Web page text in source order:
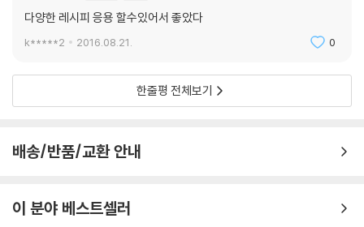
광어 카르파치오, 클래식 감자 그라탱, 건 자두를 넣은 돼지 안심 스테이
Table Styling Idea
밀크티 & 핫 초콜릿, 천도복숭아 처트니를 올린 아이스크림, 쑥 퐁당 케이
Table Styling Idea
『우정욱의 맑은 날, 정갈한 요리』 그 후, 컨설팅 이야기
다양한 레시피 응용 할수있어서 좋았다
k*****2 2016.08.21. 0
한줄평 전체보기
배송/반품/교환 안내
이 분야 베스트셀러